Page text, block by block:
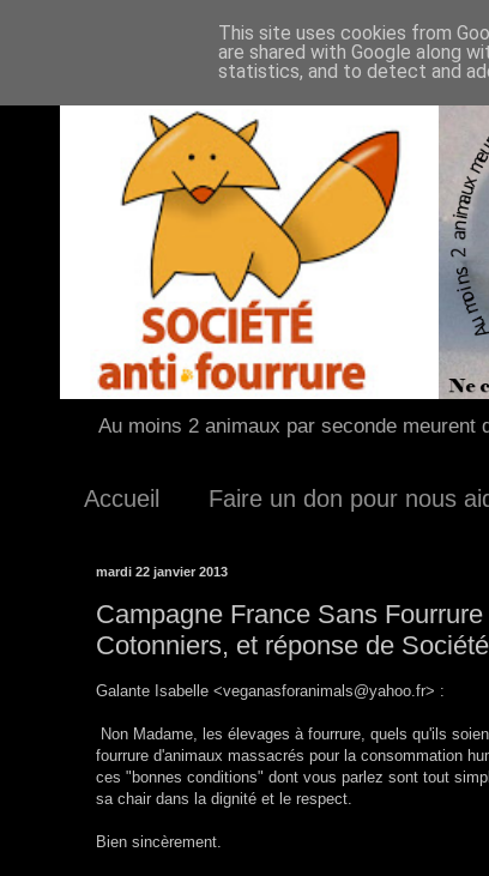
Au moins 2 animaux par seconde
Accueil Faire un don pour nous
mardi 22 janvier 2013
Campagne France Sans
Cotonniers, et réponse de
Galante Isabelle <veganasforanimals@yahoo.fr> :
Non Madame, les élevages à fourrure, quels qu'ils
fourrure d'animaux massacrés pour la consommation
ces "bonnes conditions" dont vous parlez sont tout
sa chair dans la dignité et le respect.
Bien sincèrement.
This site uses cookies from
are shared with Google along
statistics, and to detect and